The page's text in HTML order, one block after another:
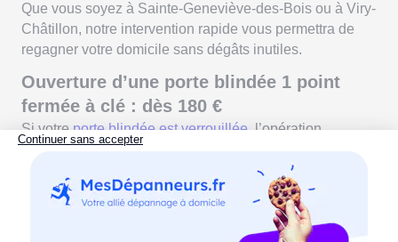
Que vous soyez à Sainte-Geneviève-des-Bois ou à Viry-
Châtillon, notre intervention rapide vous permettra de
regagner votre domicile sans dégâts inutiles.
Ouverture d’une porte blindée 1 point
fermée à clé : dès 180 €
Si votreporte blindée est verrouillée, l’opération
demande des outils spécifiques et un savoir-faire
Nos professionnels, experts en serrurerie dans
l’Essonne, interviennent rapidement pour ouvrir votre
porte en préservant autant que possible la serrure et la